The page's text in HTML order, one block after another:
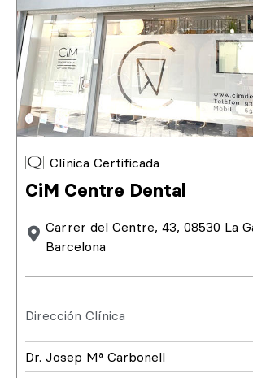
Clínica Certificada
CiM Centre Dental
Carrer del Centre, 43, 08530 La
Barcelona
Dirección Clínica
Dr. Josep Mª Carbonell